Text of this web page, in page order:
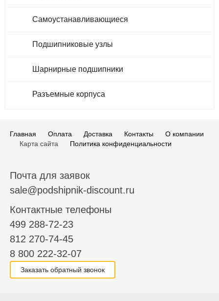
Самоустанавливающиеся
Подшипниковые узлы
Шарнирные подшипники
Разъемные корпуса
Главная Оплата Доставка Контакты
О компании
Карта сайта
Политика конфиденциальности
Почта для заявок
sale@podshipnik-discount.ru
Контактные телефоны
499 288-72-23
812 270-74-45
8 800 222-32-07
Заказать обратный звонок